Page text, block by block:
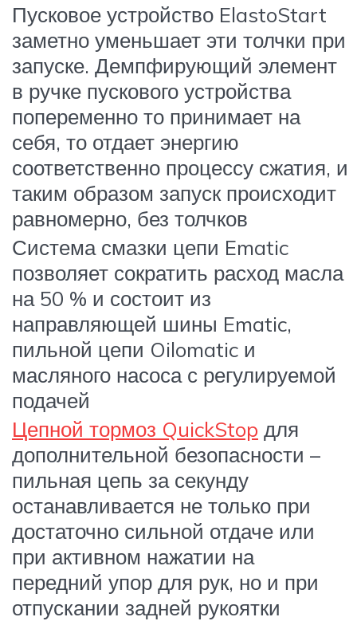
Пусковое устройство ElastoStart
заметно уменьшает эти толчки при
запуске. Демпфирующий элемент
в ручке пускового устройства
попеременно то принимает на
себя, то отдает энергию
соответственно процессу сжатия, и
таким образом запуск происходит
равномерно, без толчков
Система смазки цепи Ematic
позволяет сократить расход масла
на 50 % и состоит из
направляющей шины Ematic,
пильной цепи Oilomatic и
масляного насоса с регулируемой
подачей
Цепной тормоз QuickStop для
дополнительной безопасности –
пильная цепь за секунду
останавливается не только при
достаточно сильной отдаче или
при активном нажатии на
передний упор для рук, но и при
отпускании задней рукоятки